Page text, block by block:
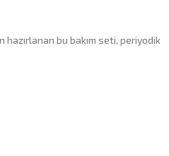
hazırlanan bu bakım seti, periyodik